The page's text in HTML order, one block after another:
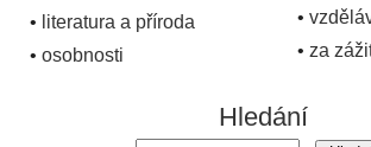
• literatura a příroda
• osobnosti
•
• za
Hledání